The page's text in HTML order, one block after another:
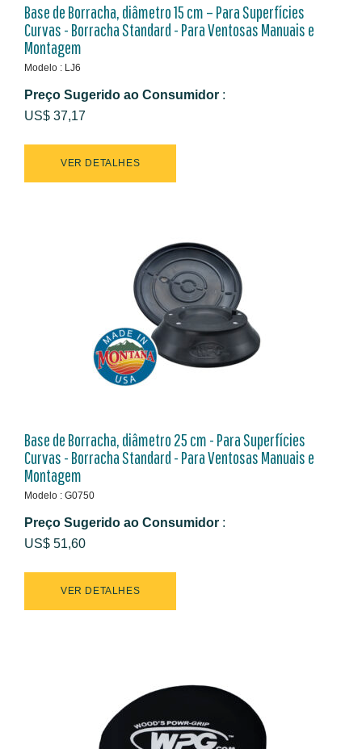
Base de Borracha, diâmetro 15 cm – Para Superfícies
Curvas - Borracha Standard - Para Ventosas Manuais e
Montagem
Modelo : LJ6
Preço Sugerido ao Consumidor :
US$ 37,17
VER DETALHES
Base de Borracha, diâmetro 25 cm - Para Superfícies
Curvas - Borracha Standard - Para Ventosas Manuais e
Montagem
Modelo : G0750
Preço Sugerido ao Consumidor :
US$ 51,60
VER DETALHES